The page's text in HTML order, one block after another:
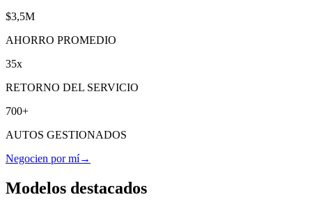
$3,5M
AHORRO PROMEDIO
35x
RETORNO DEL SERVICIO
700+
AUTOS GESTIONADOS
Negocien por mí→
Modelos destacados